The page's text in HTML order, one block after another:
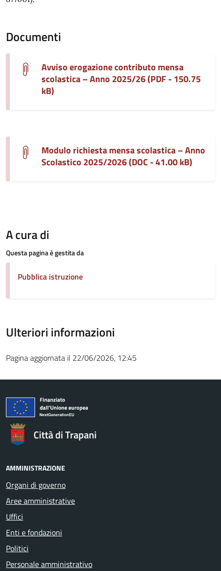
Documenti
Avviso erogazione contributo mensa
scolastica – Anno 2025/26 (PDF - 150.75
kB)
Modulo richiesta mensa scolastica – Anno
Scolastico 2025/2026 (DOC - 41.00 kB)
A cura di
Questa pagina è gestita da
Pubblica istruzione
Ulteriori informazioni
Pagina aggiornata il 22/06/2026, 12:45
Città di Trapani
AMMINISTRAZIONE
Organi di governo
Aree amministrative
Uffici
Enti e fondazioni
Politici
Personale amministrativo